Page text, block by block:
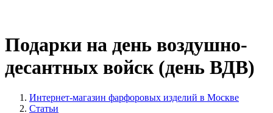
Подарки на день воздушно-
десантных войск (день ВДВ)
Интернет-магазин фарфоровых изделий в Москве
Статьи